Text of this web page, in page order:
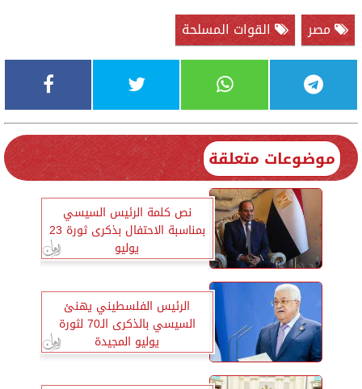
مصر
القوات المسلحة
موضوعات متعلقة
نص كلمة الرئيس السيسي
بمناسبة الاحتفال بذكرى ثورة 23
يوليو
الرئيس الفلسطيني يهنئ
السيسي بالذكرى الـ70 لثورة
يوليو المجيدة